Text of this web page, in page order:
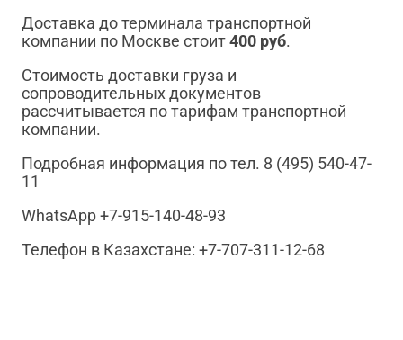
Доставка до терминала транспортной
компании по Москве стоит400 руб.
Стоимость доставки груза и
сопроводительных документов
рассчитывается по тарифам транспортной
компании.
Подробная информация по тел. 8 (495) 540-47-
11
WhatsApp +7-915-140-48-93
Телефон в Казахстане: +7-707-311-12-68